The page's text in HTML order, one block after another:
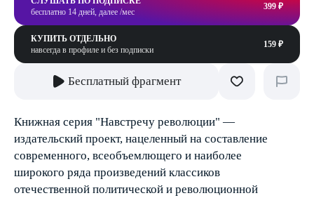
бесплатно 14 дней, далее /мес
399 ₽
КУПИТЬ ОТДЕЛЬНО
навсегда в профиле и без подписки
159 ₽
Бесплатный фрагмент
Книжная серия "Навстречу революции" —
издательский проект, нацеленный на составление
современного, всеобъемлющего и наиболее
широкого ряда произведений классиков
отечественной политической и революционной